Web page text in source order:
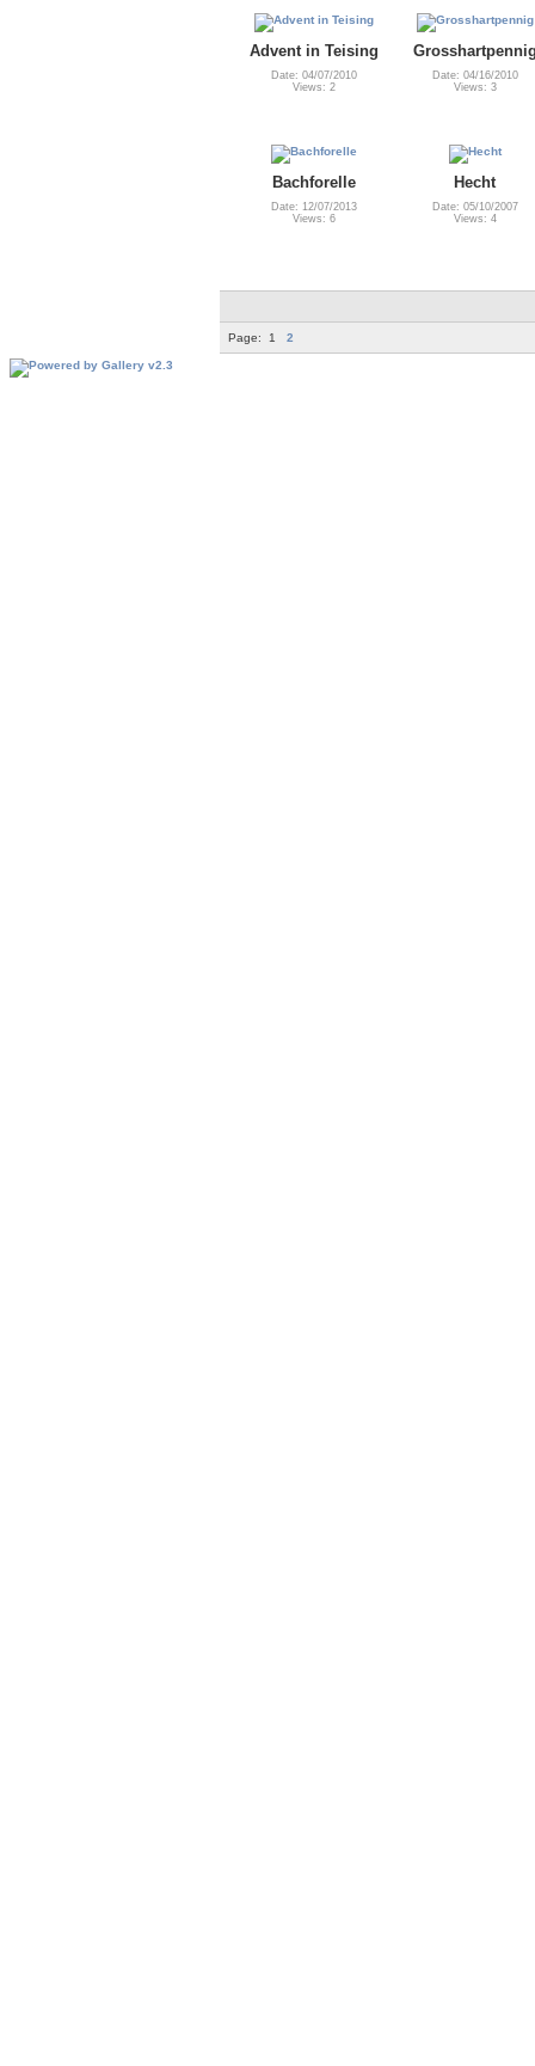
Advent in Teising
Date: 04/07/2010
Views: 2
Date: 04/16/2010
Views: 3
Bachforelle
Date: 12/07/2013
Views: 6
Hecht
Date: 05/10/2007
Views: 4
Page: 1 2